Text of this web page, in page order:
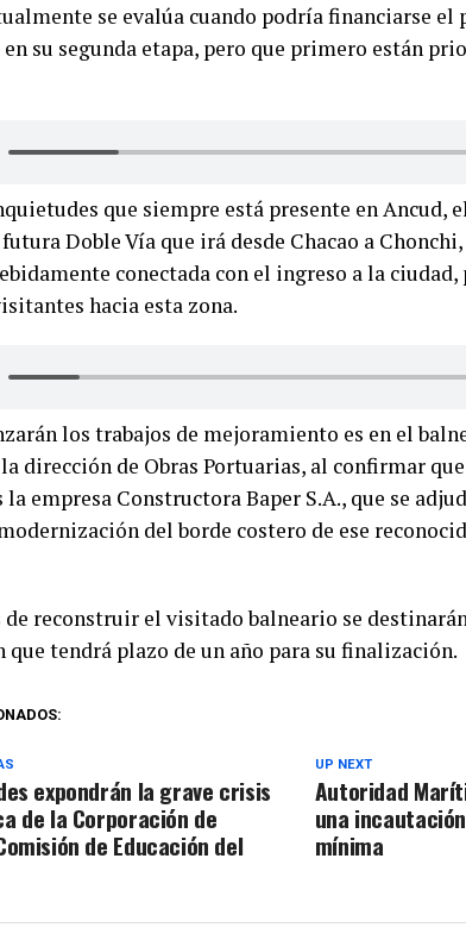
se evalúa cuando podría financiarse
su segunda etapa, pero que primero están
que siempre está presente en Ancud,
Doble Vía que irá desde Chacao a
conectada con el ingreso a la
hacia esta zona.
los trabajos de mejoramiento es en el
dirección de Obras Portuarias, al confirmar
la empresa Constructora Baper S.A., que se
del borde costero de ese
de reconstruir el visitado balneario se
que tendrá plazo de un año para su finalización.
UP NEXT
Autoridad
una
mínima
expondrán la grave crisis
de la Corporación de
de Educación del